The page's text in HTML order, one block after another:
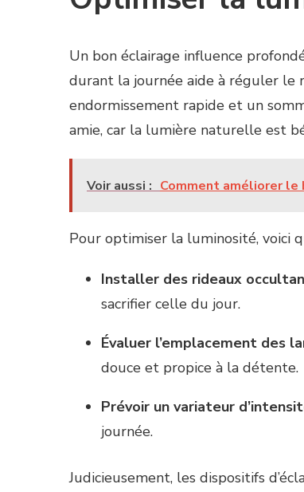
Un bon éclairage influence
durant la journée aide à réguler le
endormissement rapide et un
amie, car la lumière naturelle est
Voir aussi : Comment améliorer
Pour optimiser la luminosité, voici
Installer des rideaux
sacrifier celle du jour.
Évaluer l’emplacement des
douce et propice à la détente.
Prévoir un variateur
journée.
Judicieusement, les dispositifs